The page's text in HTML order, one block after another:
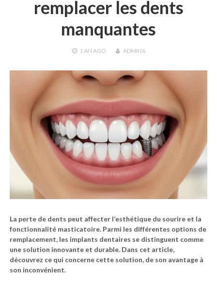
remplacer les dents
manquantes
1 AN AGO ADMIN6
La perte de dents peut affecter l’esthétique du sourire et la
fonctionnalité masticatoire. Parmi les différentes options de
remplacement, les implants dentaires se distinguent comme
une solution innovante et durable. Dans cet article,
découvrez ce qui concerne cette solution, de son avantage à
son inconvénient.